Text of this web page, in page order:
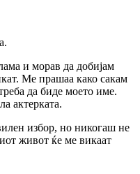
и морав да добијам
Ме прашаа како сакам
да биде моето име.
актерката.
избор, но никогаш не
живот ќе ме викаат